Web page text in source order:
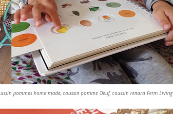
pommes home made, coussin pomme Oeuf, coussin renard Ferm Living